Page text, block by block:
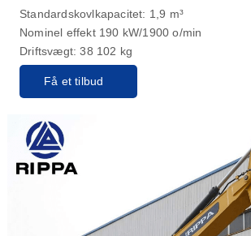
Standardskovlkapacitet: 1,9 m³
Nominel effekt 190 kW/1900 o/min
Driftsvægt: 38 102 kg
Få et tilbud